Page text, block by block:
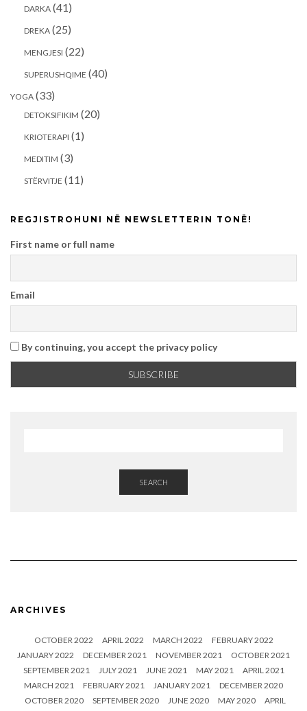
DARKA (41)
DREKA (25)
MENGJESI (22)
SUPERUSHQIME (40)
YOGA (33)
DETOKSIFIKIM (20)
KRIOTERAPI (1)
MEDITIM (3)
STËRVITJE (11)
REGJISTROHUNI NË NEWSLETTERIN TONË!
First name or full name
Email
By continuing, you accept the privacy policy
SEARCH
ARCHIVES
OCTOBER 2022 APRIL 2022 MARCH 2022
FEBRUARY 2022
JANUARY 2022
DECEMBER 2021 NOVEMBER 2021
OCTOBER 2021
SEPTEMBER 2021
JULY 2021 JUNE 2021 MAY 2021
APRIL 2021
MARCH 2021
FEBRUARY 2021 JANUARY 2021
DECEMBER 2020
OCTOBER 2020
SEPTEMBER 2020 JUNE 2020 MAY 2020
APRIL